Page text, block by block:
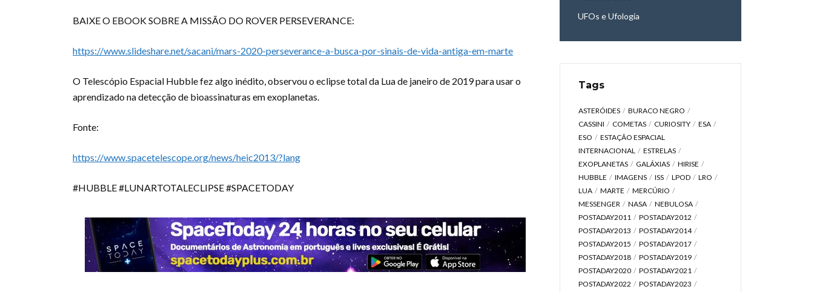
BAIXE O EBOOK SOBRE A MISSÃO DO ROVER PERSEVERANCE:
https://www.slideshare.net/sacani/mars-2020-perseverance-a-busca-por-sinais-de-vida-antiga-em-marte
O Telescópio Espacial Hubble fez algo inédito, observou o eclipse total da Lua de janeiro de 2019 para usar o
aprendizado na detecção de bioassinaturas em exoplanetas.
Fonte:
https://www.spacetelescope.org/news/heic2013/?lang
#HUBBLE #LUNARTOTALECLIPSE #SPACETODAY
UFOs e Ufologia
Tags
ASTERÓIDES
BURACO NEGRO
CASSINI
COMETAS CURIOSITY
ESA
ESO
ESTAÇÃO ESPACIAL
INTERNACIONAL
ESTRELAS
EXOPLANETAS
GALÁXIAS
HIRISE
HUBBLE
IMAGENS ISS LPOD
LRO
LUA
MARTE
MERCÚRIO
MESSENGER
NASA
NEBULOSA
POSTADAY2011
POSTADAY2012
POSTADAY2013
POSTADAY2014
POSTADAY2015
POSTADAY2017
POSTADAY2018
POSTADAY2019
POSTADAY2020
POSTADAY2021
POSTADAY2022
POSTADAY2023